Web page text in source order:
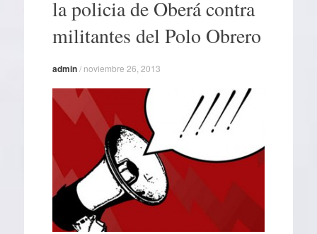
la policia de Oberá contra
militantes del Polo Obrero
admin/ noviembre 26, 2013